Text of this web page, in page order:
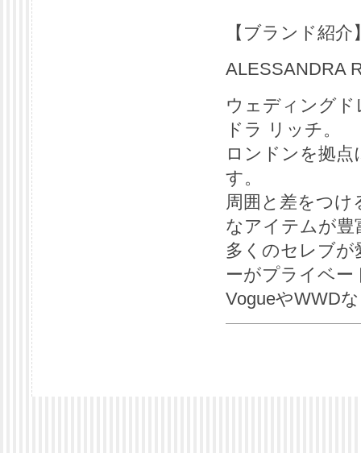
【ブランド紹介
ALESSANDRA
ウェディング
ドラ リッチ。
ロンドンを拠
す。
周囲と差をつけ
なアイテムが豊
多くのセレブ
ーがプライベ
VogueやWWD